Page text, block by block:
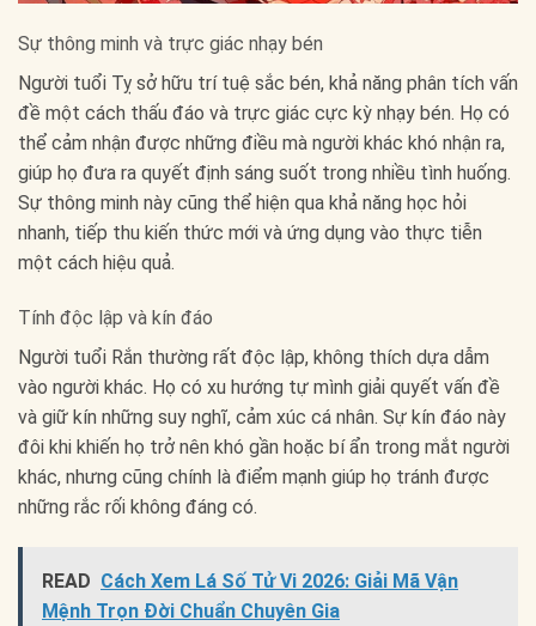
Sự thông minh và trực giác nhạy bén
Người tuổi Tỵ sở hữu trí tuệ sắc bén, khả năng phân tích vấn
đề một cách thấu đáo và trực giác cực kỳ nhạy bén. Họ có
thể cảm nhận được những điều mà người khác khó nhận ra,
giúp họ đưa ra quyết định sáng suốt trong nhiều tình huống.
Sự thông minh này cũng thể hiện qua khả năng học hỏi
nhanh, tiếp thu kiến thức mới và ứng dụng vào thực tiễn
một cách hiệu quả.
Tính độc lập và kín đáo
Người tuổi Rắn thường rất độc lập, không thích dựa dẫm
vào người khác. Họ có xu hướng tự mình giải quyết vấn đề
và giữ kín những suy nghĩ, cảm xúc cá nhân. Sự kín đáo này
đôi khi khiến họ trở nên khó gần hoặc bí ẩn trong mắt người
khác, nhưng cũng chính là điểm mạnh giúp họ tránh được
những rắc rối không đáng có.
READ Cách Xem Lá Số Tử Vi 2026: Giải Mã Vận
Mệnh Trọn Đời Chuẩn Chuyên Gia